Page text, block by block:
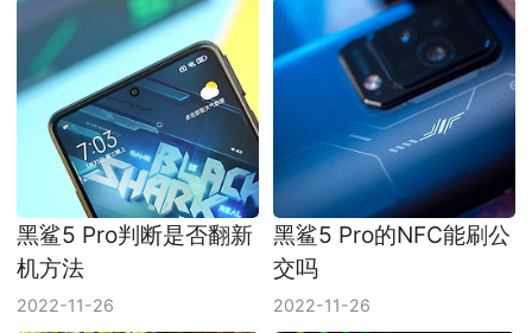
黑鲨5 Pro判断是否翻新
机方法
2022-11-26
黑鲨5 Pro的NFC能刷公
交吗
2022-11-26